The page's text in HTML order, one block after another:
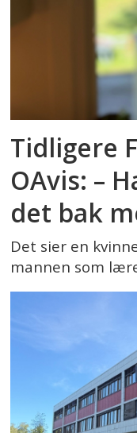
Tidligere
OAvis: –
det bak
Det sier en
mannen som